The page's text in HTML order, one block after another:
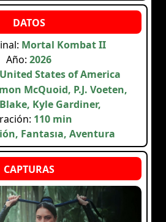
Mortal Kombat II
Año: 2026
United States of America
McQuoid, P.J. Voeten,
Kyle Gardiner,
110 min
Fantasía, Aventura